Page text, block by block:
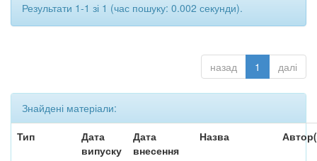
Результати 1-1 зі 1 (час пошуку: 0.002 секунди).
назад 1 далі
Знайдені матеріали:
Тип
Дата
випуску
Дата
внесення
Назва